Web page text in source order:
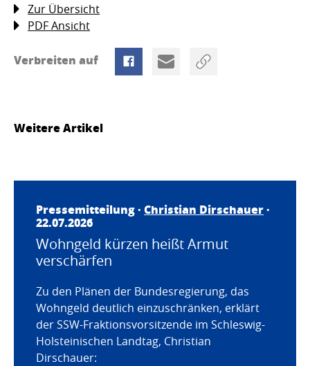
Zur Übersicht
PDF Ansicht
Verbreiten auf
Weitere Artikel
Pressemitteilung · Christian Dirschauer·
22.07.2026
Wohngeld kürzen heißt Armut
verschärfen
Zu den Plänen der Bundesregierung, das
Wohngeld deutlich einzuschränken, erklärt
der SSW-Fraktionsvorsitzende im Schleswig-
Holsteinischen Landtag, Christian
Dirschauer: